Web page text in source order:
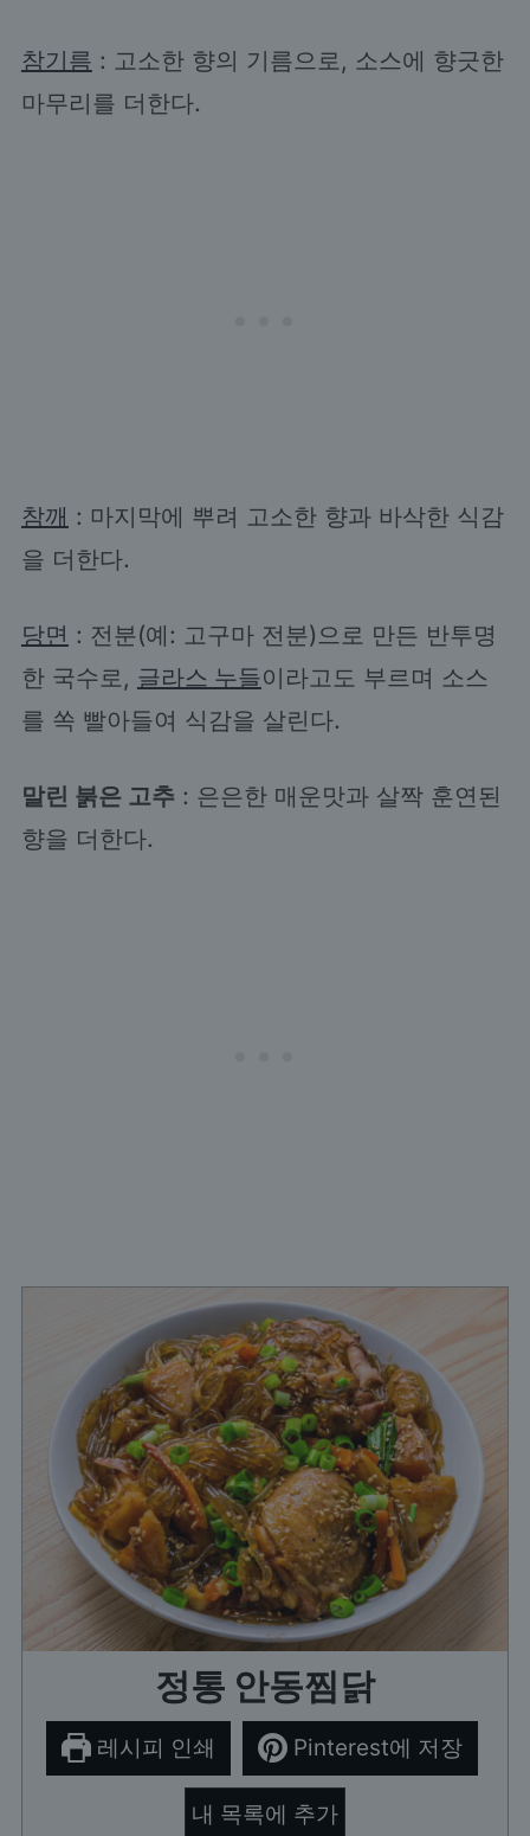
참기름 : 고소한 향의 기름으로, 소스에 향긋한
마무리를 더한다.
참깨 : 마지막에 뿌려 고소한 향과 바삭한 식감
을 더한다.
당면 : 전분(예: 고구마 전분)으로 만든 반투명
한 국수로, 글라스 누들이라고도 부르며 소스
를 쏙 빨아들여 식감을 살린다.
말린 붉은 고추: 은은한 매운맛과 살짝 훈연된
향을 더한다.
정통 안동찜닭
레시피 인쇄 Pinterest에 저장
내 목록에 추가